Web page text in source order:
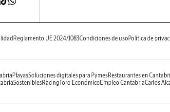
Reglamento UE 2024/1083Condiciones de uso Política de
PlayasSoluciones digitales para PymesRestaurantes en
SosteniblesRacing Foro Económico Empleo CantabriaCarlos